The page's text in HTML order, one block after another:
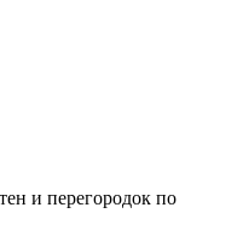
и перегородок по